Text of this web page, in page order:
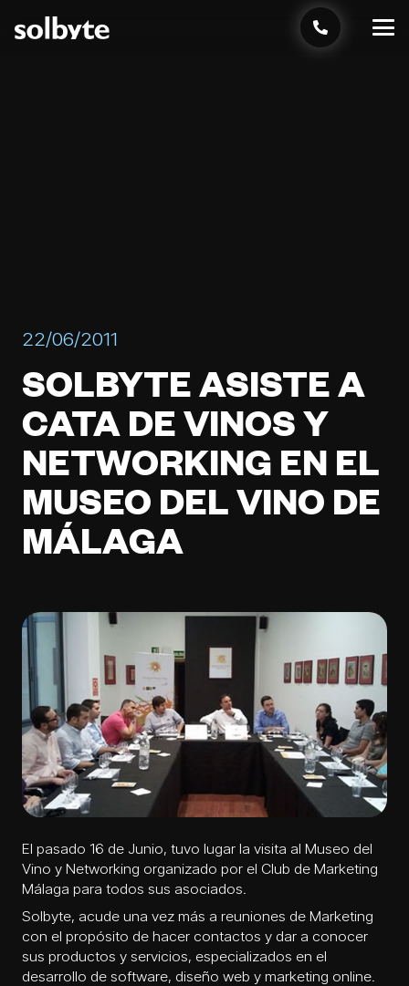
22/06/2011
SOLBYTE ASISTE A
CATA DE VINOS Y
NETWORKING EN EL
MUSEO DEL VINO DE
MÁLAGA
El pasado 16 de Junio, tuvo lugar la visita al Museo del
Vino y Networking organizado por el Club de Marketing
Málaga para todos sus asociados.
Solbyte, acude una vez más a reuniones de Marketing
con el propósito de hacer contactos y dar a conocer
sus productos y servicios, especializados en el
desarrollo de software, diseño web y marketing online.